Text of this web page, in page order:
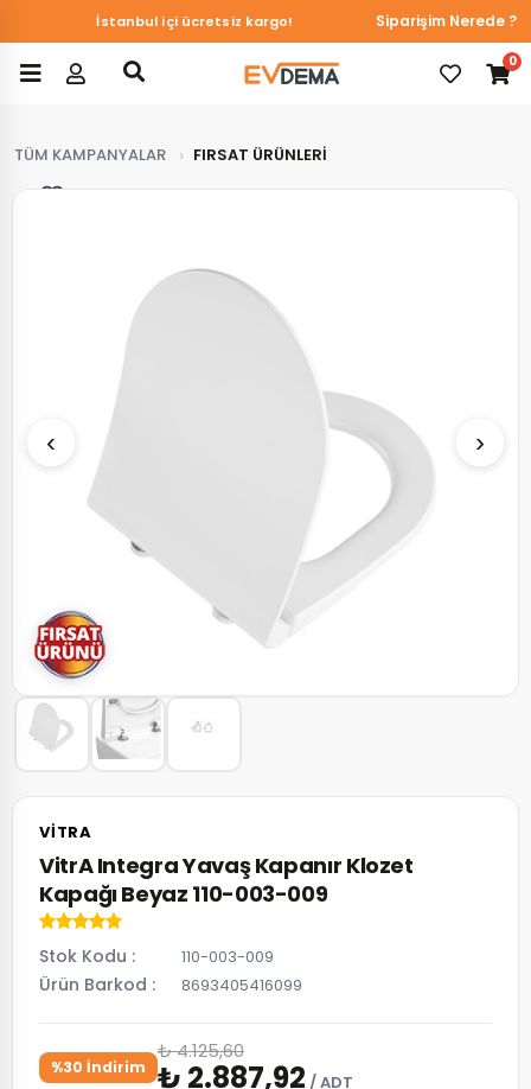
İstanbul içi ücretsiz kargo! Siparişim Nerede ?
0
TÜM KAMPANYALAR FIRSAT ÜRÜNLERİ
‹ ›
VITRA
VitrA Integra Yavaş Kapanır Klozet
Kapağı Beyaz 110-003-009
Stok Kodu 110-003-009
Ürün Barkod 8693405416099
%30 İndirim
₺ 4.125,60
₺ 2.887,92 / ADT